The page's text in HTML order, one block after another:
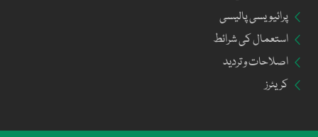
پرائیویسی پالیسی
استعمال کی شرائط
اصلاحات و تردید
کریئرز